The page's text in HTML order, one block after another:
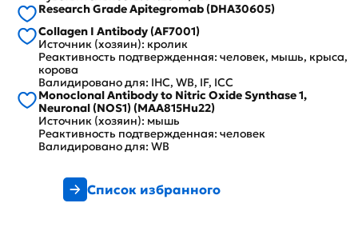
Research Grade Apitegromab (DHA30605)
Collagen I Antibody (AF7001)
Источник (хозяин): кролик
Реактивность подтвержденная: человек, мышь, крыса,
корова
Валидировано для: IHC, WB, IF, ICC
Monoclonal Antibody to Nitric Oxide Synthase 1,
Neuronal (NOS1) (MAA815Hu22)
Источник (хозяин): мышь
Реактивность подтвержденная: человек
Валидировано для: WB
Список избранного